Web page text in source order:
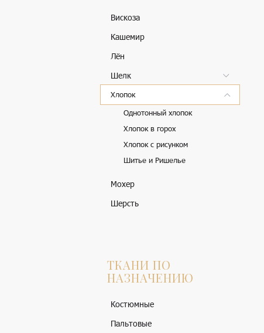
Вискоза
Кашемир
Лён
Шелк
Хлопок
Однотонный хлопок
Хлопок в горох
Хлопок с рисунком
Шитье и Ришелье
Мохер
Шерсть
ТКАНИ ПО
НАЗНАЧЕНИЮ
Костюмные
Пальтовые